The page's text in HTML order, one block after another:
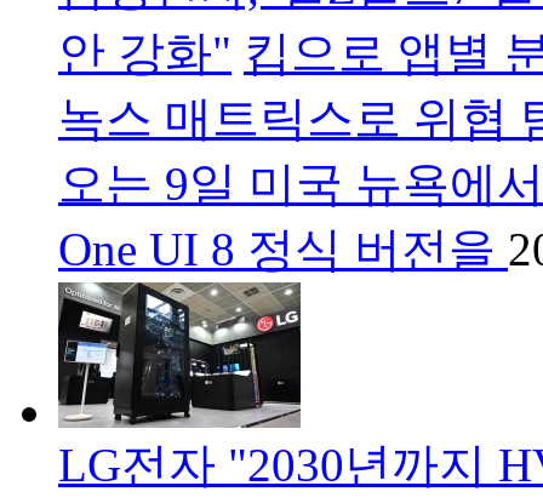
안 강화" 킵으로 앱별
녹스 매트릭스로 위협
오는 9일 미국 뉴욕에
One UI 8 정식 버전을
LG전자 "2030년까지